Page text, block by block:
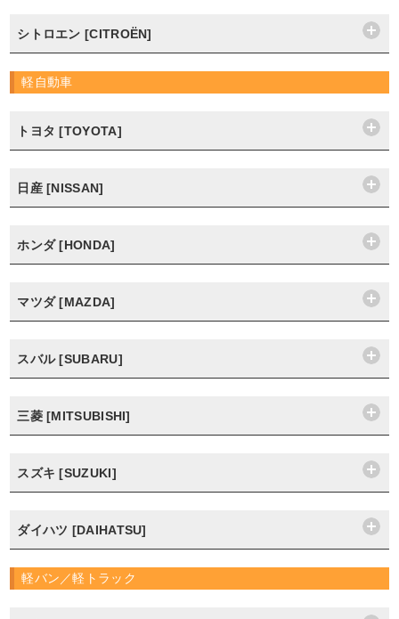
シトロエン [CITROËN]
軽自動車
トヨタ [TOYOTA]
日産 [NISSAN]
ホンダ [HONDA]
マツダ [MAZDA]
スバル [SUBARU]
三菱 [MITSUBISHI]
スズキ [SUZUKI]
ダイハツ [DAIHATSU]
軽バン／軽トラック